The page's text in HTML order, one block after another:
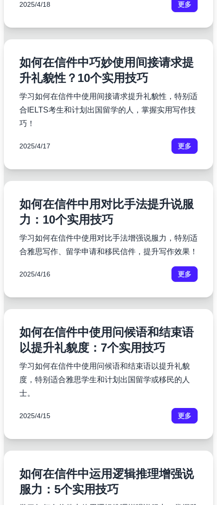
2025/4/18 更多
如何在信件中巧妙使用间接请求提
升礼貌性？10个实用技巧
学习如何在信件中使用间接请求提升礼貌性，特别适
合IELTS考生和计划出国留学的人，掌握实用写作技
巧！
2025/4/17 更多
如何在信件中用对比手法提升说服
力：10个实用技巧
学习如何在信件中使用对比手法增强说服力，特别适
合雅思写作、留学申请和移民信件，提升写作效果！
2025/4/16 更多
如何在信件中使用问候语和结束语
以提升礼貌度：7个实用技巧
学习如何在信件中使用问候语和结束语以提升礼貌
度，特别适合雅思学生和计划出国留学或移民的人
士。
2025/4/15 更多
如何在信件中运用逻辑推理增强说
服力：5个实用技巧